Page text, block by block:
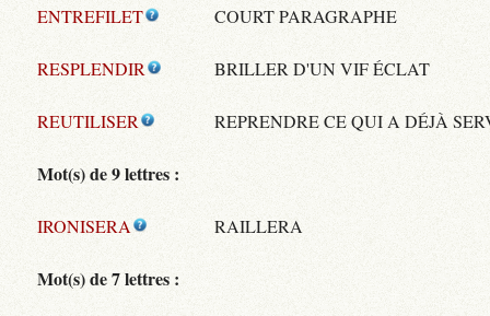
ENTREFILET COURT PARAGRAPHE
RESPLENDIR BRILLER D'UN VIF ÉCLAT
REUTILISER REPRENDRE CE QUI A DÉJÀ
Mot(s) de 9 lettres :
IRONISERA RAILLERA
Mot(s) de 7 lettres :